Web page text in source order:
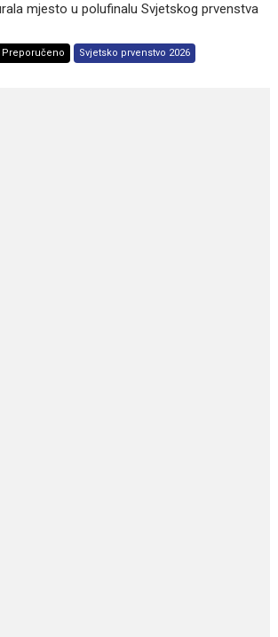
mjesto u polufinalu Svjetskog prvenstva
Preporučeno Svjetsko prvenstvo 2026